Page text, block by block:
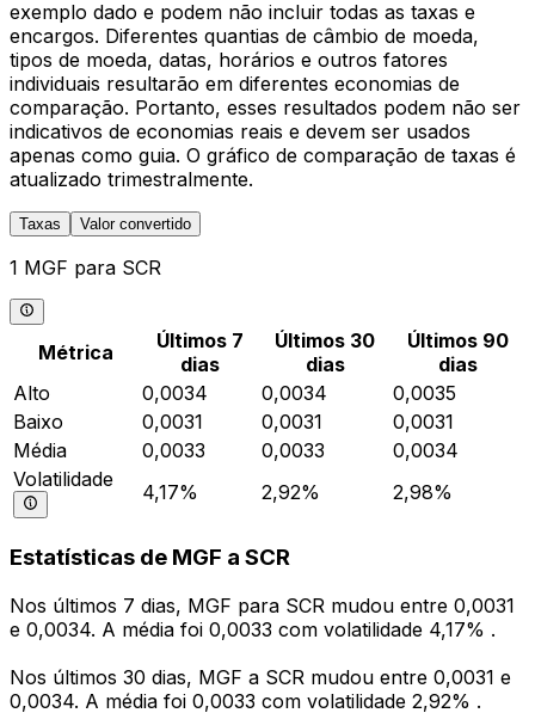
exemplo dado e podem não incluir todas as taxas e
encargos. Diferentes quantias de câmbio de moeda,
tipos de moeda, datas, horários e outros fatores
individuais resultarão em diferentes economias de
comparação. Portanto, esses resultados podem não ser
indicativos de economias reais e devem ser usados
apenas como guia. O gráfico de comparação de taxas é
atualizado trimestralmente.
Taxas Valor convertido
1 MGF para SCR
Métrica
Últimos 7
dias
Últimos 30
dias
Últimos 90
dias
Alto
0,0034 0,0034
0,0035
Baixo
0,0031 0,0031
0,0031
Média
0,0033 0,0033
0,0034
Volatilidade
4,17% 2,92% 2,98%
Estatísticas de MGF a SCR
Nos últimos 7 dias, MGF para SCR mudou entre 0,0031
e 0,0034. A média foi 0,0033 com volatilidade 4,17% .
Nos últimos 30 dias, MGF a SCR mudou entre 0,0031 e
0,0034. A média foi 0,0033 com volatilidade 2,92% .